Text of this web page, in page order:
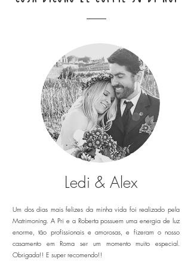
Ledi & Alex
Um dos dias mais felizes da minha vida foi realizado pela
Matrimoning. A Pri e a Roberta possuem uma energia de luz
enorme, tão profissionais e amorosas, e fizeram o nosso
casamento em Roma ser um momento muito especial.
Obrigada!! E super recomendo!!